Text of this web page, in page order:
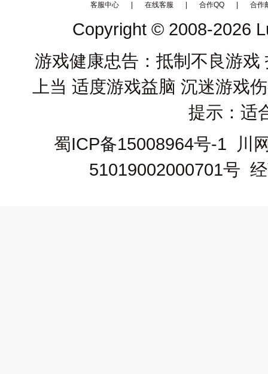
客服中心 在线客服 合作QQ 合作
Copyright © 2008-2026
游戏健康忠告：抵制不良游
上当 适度游戏益脑 沉迷游戏
提示：适
蜀ICP备15008964号-1
川
51019002000701号